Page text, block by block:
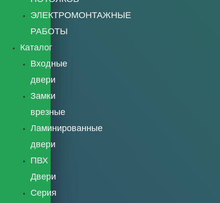
ЭЛЕКТРОМОНТАЖНЫЕ
РАБОТЫ
Каталог
Входные
двери
Замки
врезные
Ламинированные
двери
ПВХ
Двери
Серия